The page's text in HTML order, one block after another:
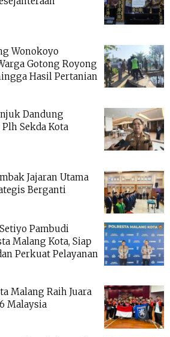
Wonokoyo
Gotong Royong
Hasil Pertanian
Dandung
Sekda Kota
Jajaran Utama
Berganti
Pambudi
Malang Kota, Siap
Perkuat Pelayanan
Malang Raih Juara
Malaysia